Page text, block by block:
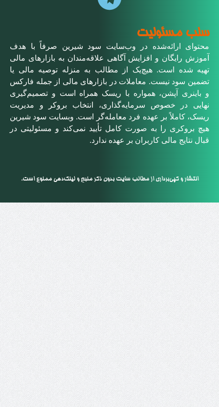
سلب مسئولیت
محتوای ارائه‌شده در وب‌سایت سود شیرین صرفاً با هدف
آموزش رایگان و افزایش آگاهی علاقه‌مندان به بازارهای مالی
تهیه شده است. هیچ‌یک از مطالب به منزله توصیه مالی یا
تضمین سود نیست. معاملات در بازارهای مالی از جمله فارکس
و باینری آپشن، همواره با ریسک همراه است و تصمیم‌گیری
نهایی در خصوص سرمایه‌گذاری، انتخاب بروکر و مدیریت
ریسک، کاملاً بر عهده فرد معامله‌گر است. وبسایت سود شیرین
هیچ بروکری را به صورت کامل تأیید نمی‌کند و مسئولیتی در
قبال نتایج مالی کاربران بر عهده ندارد.
انتشار و کپی‌برداری از مطالب سایت بدون ذکر منبع و لینک‌دهی ممنوع است.